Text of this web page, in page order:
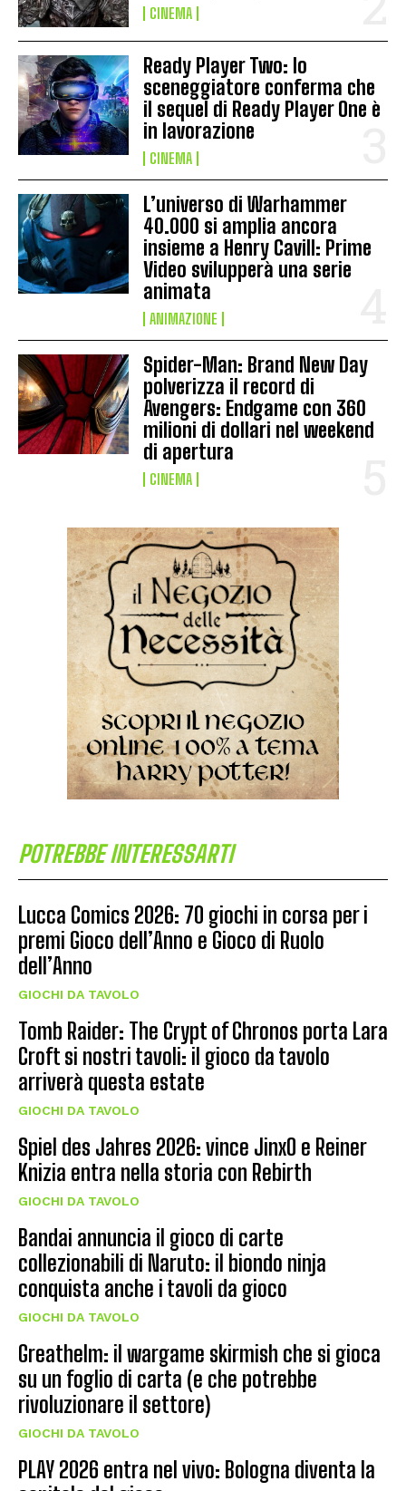
CINEMA
Ready Player Two: lo
sceneggiatore conferma che
il sequel di Ready Player One è
in lavorazione
CINEMA
L’universo di Warhammer
40.000 si amplia ancora
insieme a Henry Cavill: Prime
Video svilupperà una serie
animata
ANIMAZIONE
Spider-Man: Brand New Day
polverizza il record di
Avengers: Endgame con 360
milioni di dollari nel weekend
di apertura
CINEMA
POTREBBE INTERESSARTI
Lucca Comics 2026: 70 giochi in corsa per i
premi Gioco dell’Anno e Gioco di Ruolo
dell’Anno
GIOCHI DA TAVOLO
Tomb Raider: The Crypt of Chronos porta Lara
Croft si nostri tavoli: il gioco da tavolo
arriverà questa estate
GIOCHI DA TAVOLO
Spiel des Jahres 2026: vince JinxO e Reiner
Knizia entra nella storia con Rebirth
GIOCHI DA TAVOLO
Bandai annuncia il gioco di carte
collezionabili di Naruto: il biondo ninja
conquista anche i tavoli da gioco
GIOCHI DA TAVOLO
Greathelm: il wargame skirmish che si gioca
su un foglio di carta (e che potrebbe
rivoluzionare il settore)
GIOCHI DA TAVOLO
PLAY 2026 entra nel vivo: Bologna diventa la